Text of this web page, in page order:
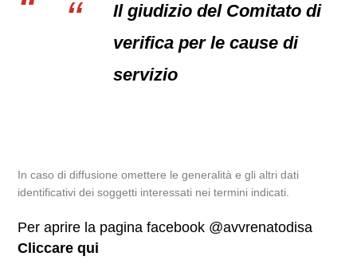
Il giudizio del Comitato di
verifica per le cause di
servizio
In caso di diffusione omettere le generalità e gli altri dati
identificativi dei soggetti interessati nei termini indicati.
Per aprire la pagina facebook @avvrenatodisa
Cliccare qui